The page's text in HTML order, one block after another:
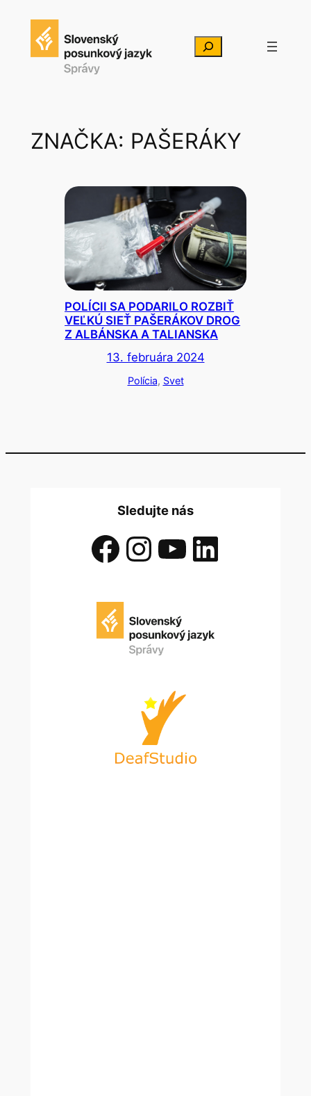
Hľadať
ZNAČKA: PAŠERÁKY
POLÍCII SA PODARILO ROZBIŤ
VEĽKÚ SIEŤ PAŠERÁKOV DROG
Z ALBÁNSKA A TALIANSKA
13. februára 2024
Polícia, Svet
Sledujte nás
Facebook InstagramYouTube LinkedIn